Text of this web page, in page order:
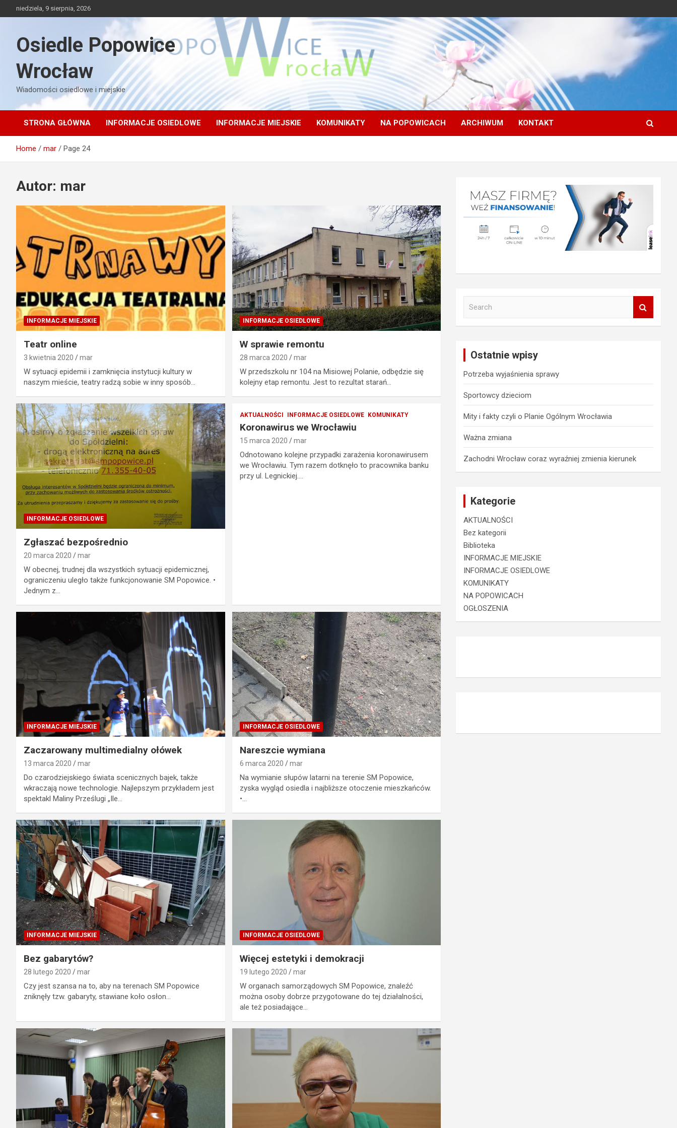
to
niedziela, 9 sierpnia, 2026
Osiedle Popowice
Wrocław
Wiadomości osiedlowe i miejskie
STRONA GŁÓWNA INFORMACJE OSIEDLOWE INFORMACJE MIEJSKIE KOMUNIKATY NA POPOWICACH ARCHIWUM KONTAKT
Home mar Page 24
Autor: mar
INFORMACJE MIEJSKIE
Teatr online
3 kwietnia 2020 mar
W sytuacji epidemii i zamknięcia instytucji kultury w
naszym mieście, teatry radzą sobie w inny sposób…
INFORMACJE OSIEDLOWE
W sprawie remontu
28 marca 2020 mar
W przedszkolu nr 104 na Misiowej Polanie, odbędzie się
kolejny etap remontu. Jest to rezultat starań…
INFORMACJE OSIEDLOWE
Zgłaszać bezpośrednio
20 marca 2020 mar
W obecnej, trudnej dla wszystkich sytuacji epidemicznej,
ograniczeniu uległo także funkcjonowanie SM Popowice. •
Jednym z…
AKTUALNOŚCI INFORMACJE OSIEDLOWE KOMUNIKATY
Koronawirus we Wrocławiu
15 marca 2020 mar
Odnotowano kolejne przypadki zarażenia koronawirusem
we Wrocławiu. Tym razem dotknęło to pracownika banku
przy ul. Legnickiej.…
INFORMACJE MIEJSKIE
Zaczarowany multimedialny ołówek
13 marca 2020 mar
Do czarodziejskiego świata scenicznych bajek, także
wkraczają nowe technologie. Najlepszym przykładem jest
spektakl Maliny Prześlugi „Ile…
INFORMACJE OSIEDLOWE
Nareszcie wymiana
6 marca 2020 mar
Na wymianie słupów latarni na terenie SM Popowice,
zyska wygląd osiedla i najbliższe otoczenie mieszkańców.
•…
INFORMACJE MIEJSKIE
Bez gabarytów?
28 lutego 2020 mar
Czy jest szansa na to, aby na terenach SM Popowice
zniknęły tzw. gabaryty, stawiane koło osłon…
INFORMACJE OSIEDLOWE
Więcej estetyki i demokracji
19 lutego 2020 mar
W organach samorządowych SM Popowice, znaleźć
można osoby dobrze przygotowane do tej działalności,
ale też posiadające…
Ostatnie wpisy
Potrzeba wyjaśnienia sprawy
Sportowcy dzieciom
Mity i fakty czyli o Planie Ogólnym Wrocławia
Ważna zmiana
Zachodni Wrocław coraz wyraźniej zmienia kierunek
Kategorie
AKTUALNOŚCI
Bez kategorii
Biblioteka
INFORMACJE MIEJSKIE
INFORMACJE OSIEDLOWE
KOMUNIKATY
NA POPOWICACH
OGŁOSZENIA